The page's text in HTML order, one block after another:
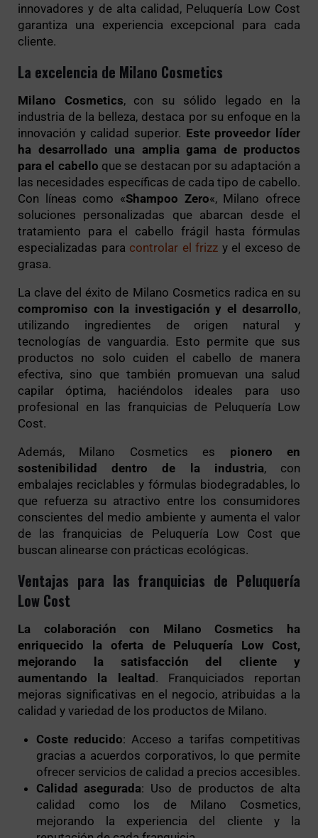
innovadores y de alta calidad, Peluquería Low Cost
garantiza una experiencia excepcional para cada
cliente.
La excelencia de Milano Cosmetics
Milano Cosmetics, con su sólido legado en la
industria de la belleza, destaca por su enfoque en la
innovación y calidad superior. Este proveedor líder
ha desarrollado una amplia gama de productos
para el cabello que se destacan por su adaptación a
las necesidades específicas de cada tipo de cabello.
Con líneas como «Shampoo Zero«, Milano ofrece
soluciones personalizadas que abarcan desde el
tratamiento para el cabello frágil hasta fórmulas
especializadas para controlar el frizz y el exceso de
grasa.
La clave del éxito de Milano Cosmetics radica en su
compromiso con la investigación y el desarrollo,
utilizando ingredientes de origen natural y
tecnologías de vanguardia. Esto permite que sus
productos no solo cuiden el cabello de manera
efectiva, sino que también promuevan una salud
capilar óptima, haciéndolos ideales para uso
profesional en las franquicias de Peluquería Low
Cost.
Además, Milano Cosmetics es pionero en
sostenibilidad dentro de la industria, con
embalajes reciclables y fórmulas biodegradables, lo
que refuerza su atractivo entre los consumidores
conscientes del medio ambiente y aumenta el valor
de las franquicias de Peluquería Low Cost que
buscan alinearse con prácticas ecológicas.
Ventajas para las franquicias de Peluquería
Low Cost
La colaboración con Milano Cosmetics ha
enriquecido la oferta de Peluquería Low Cost,
mejorando la satisfacción del cliente y
aumentando la lealtad. Franquiciados reportan
mejoras significativas en el negocio, atribuidas a la
calidad y variedad de los productos de Milano.
Coste reducido: Acceso a tarifas competitivas
gracias a acuerdos corporativos, lo que permite
ofrecer servicios de calidad a precios accesibles.
Calidad asegurada: Uso de productos de alta
calidad como los de Milano Cosmetics,
mejorando la experiencia del cliente y la